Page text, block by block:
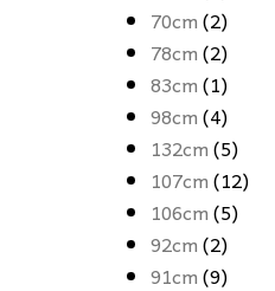
70cm(2)
78cm(2)
83cm(1)
98cm(4)
132cm(5)
107cm(12)
106cm(5)
92cm(2)
91cm(9)